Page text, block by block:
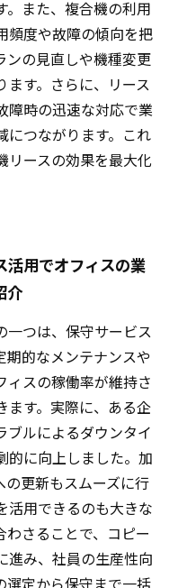
。また、複合機の利用
頻度や故障の傾向を把
ンの見直しや機種変更
ます。さらに、リース
障時の迅速な対応で業
につながります。これ
リースの効果を最大化
活用でオフィスの業
介
一つは、保守サービス
期的なメンテナンスや
ィスの稼働率が維持さ
ます。実際に、ある企
ブルによるダウンタイ
的に向上しました。加
の更新もスムーズに行
活用できるのも大きな
わさることで、コピー
進み、社員の生産性向